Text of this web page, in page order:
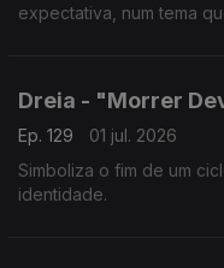
expectativa, num tema
Dreia - "Morrer
Ep. 129
01 jul. 2026
Simboliza o fim de um
identidade.